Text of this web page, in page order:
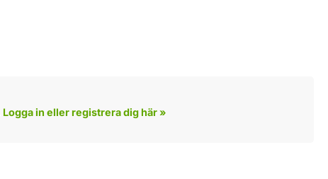
Logga in eller registrera dig här »